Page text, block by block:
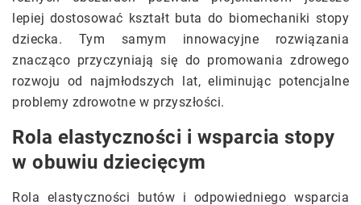
lepiej dostosować kształt buta do biomechaniki stopy
dziecka. Tym samym innowacyjne rozwiązania
znacząco przyczyniają się do promowania zdrowego
rozwoju od najmłodszych lat, eliminując potencjalne
problemy zdrowotne w przyszłości.
Rola elastyczności i wsparcia stopy
w obuwiu dziecięcym
Rola elastyczności butów i odpowiedniego wsparcia